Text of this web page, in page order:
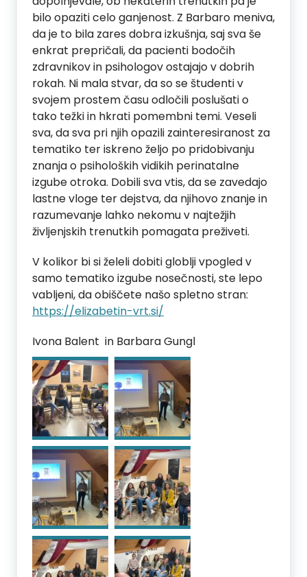
bilo opaziti celo ganjenost. Z Barbaro meniva,
da je to bila zares dobra izkušnja, saj sva še
enkrat prepričali, da pacienti bodočih
zdravnikov in psihologov ostajajo v dobrih
rokah. Ni mala stvar, da so se študenti v
svojem prostem času odločili poslušati o
tako težki in hkrati pomembni temi. Veseli
sva, da sva pri njih opazili zainteresiranost za
tematiko ter iskreno željo po pridobivanju
znanja o psiholoških vidikih perinatalne
izgube otroka. Dobili sva vtis, da se zavedajo
lastne vloge ter dejstva, da njihovo znanje in
razumevanje lahko nekomu v najtežjih
življenjskih trenutkih pomagata preživeti.
V kolikor bi si želeli dobiti globlji vpogled v
samo tematiko izgube nosečnosti, ste lepo
vabljeni, da obiščete našo spletno stran:
https://elizabetin-vrt.si/
Ivona Balent in Barbara Gungl